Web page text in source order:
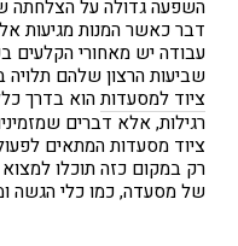
השפעה גדולה על הצלחתה
דבר כאשר המנות מגיעות
עבודה יש מאחורי
שביעות הרצון שלהם תלויה
ציוד למסעדותהוא בדרך
רגילות, אלא דברים
ציוד מסעדות המתאים
רק במקום כזה תוכלו
של מסעדה, כמו כלי הגשה